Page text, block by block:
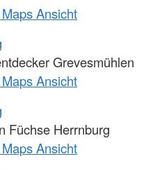
Ansicht
Grevesmühlen
Ansicht
Füchse Herrnburg
Ansicht